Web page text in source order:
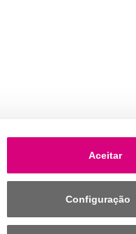
Aceitar
Configuração